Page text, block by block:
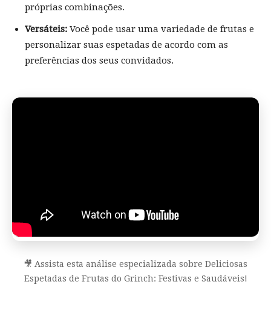
próprias combinações.
Versáteis: Você pode usar uma variedade de frutas e
personalizar suas espetadas de acordo com as
preferências dos seus convidados.
🎥 Assista esta análise especializada sobre Deliciosas
Espetadas de Frutas do Grinch: Festivas e Saudáveis!